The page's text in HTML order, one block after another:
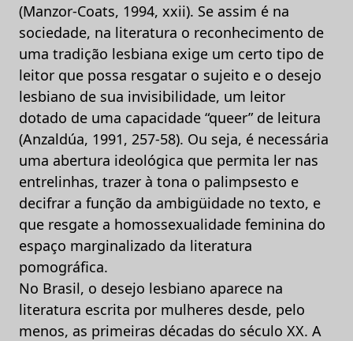
(Manzor-Coats, 1994, xxii). Se assim é na
sociedade, na literatura o reconhecimento de
uma tradição lesbiana exige um certo tipo de
leitor que possa resgatar o sujeito e o desejo
lesbiano de sua invisibilidade, um leitor
dotado de uma capacidade “queer” de leitura
(Anzaldúa, 1991, 257-58). Ou seja, é necessária
uma abertura ideológica que permita ler nas
entrelinhas, trazer à tona o palimpsesto e
decifrar a função da ambigüidade no texto, e
que resgate a homossexualidade feminina do
espaço marginalizado da literatura
pomográfica.
No Brasil, o desejo lesbiano aparece na
literatura escrita por mulheres desde, pelo
menos, as primeiras décadas do século XX. A